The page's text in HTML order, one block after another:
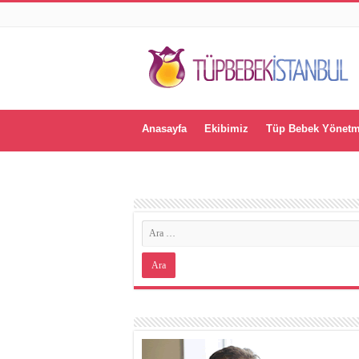
Anasayfa Ekibimiz Tüp Bebek